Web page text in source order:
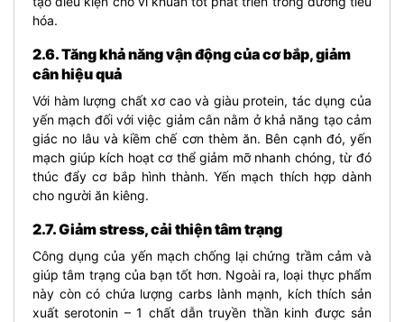
hóa.
2.6. Tăng khả năng vận động của cơ bắp, giảm
cân hiệu quả
Với hàm lượng chất xơ cao và giàu protein, tác dụng của
yến mạch đối với việc giảm cân nằm ở khả năng tạo cảm
giác no lâu và kiềm chế cơn thèm ăn. Bên cạnh đó, yến
mạch giúp kích hoạt cơ thể giảm mỡ nhanh chóng, từ đó
thúc đẩy cơ bắp hình thành. Yến mạch thích hợp dành
cho người ăn kiêng.
2.7. Giảm stress, cải thiện tâm trạng
Công dụng của yến mạch chống lại chứng trầm cảm và
giúp tâm trạng của bạn tốt hơn. Ngoài ra, loại thực phẩm
này còn có chứa lượng carbs lành mạnh, kích thích sản
xuất serotonin – 1 chất dẫn truyền thần kinh được sản